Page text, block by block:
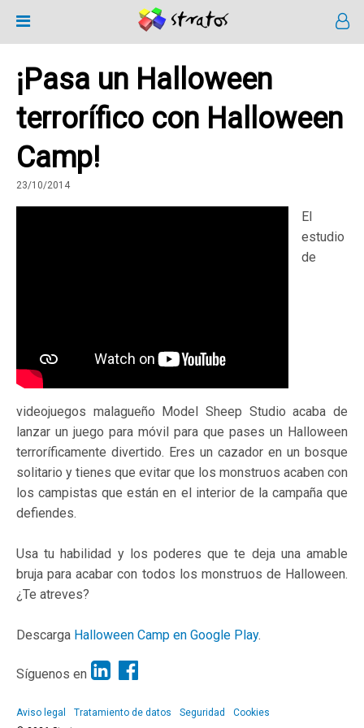
¡Pasa un Halloween
terrorífico con Halloween
Camp!
23/10/2014
El
estudio
de
videojuegos malagueño Model Sheep Studio acaba de
lanzar un juego para móvil para que pases un Halloween
terroríficamente divertido. Eres un cazador en un bosque
solitario y tienes que evitar que los monstruos acaben con
los campistas que están en el interior de la campaña que
defiendes.
Usa tu habilidad y los poderes que te deja una amable
bruja para acabar con todos los monstruos de Halloween.
¿Te atreves?
Descarga Halloween Camp en Google Play.
Síguenos en
Aviso legal Tratamiento de datos Seguridad
Cookies